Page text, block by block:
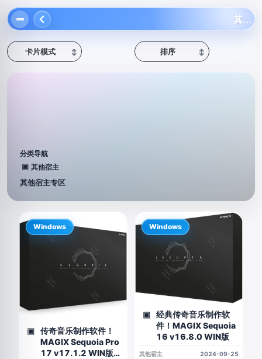
卡片模式 ↕ 排序 ↕
分类导航
▣ 其他宿主
其他宿主专区
▣
传奇音乐制作软件！
MAGIX Sequoia Pro
17 v17.1.2 WIN版
Windows
▣
经典传奇音乐制作软
件！MAGIX Sequoia
16 v16.8.0 WIN版
其他宿主 2024-09-25
Windows
其他宿主